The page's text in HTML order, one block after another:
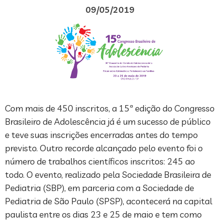
09/05/2019
Com mais de 450 inscritos, a 15ª edição do Congresso
Brasileiro de Adolescência já é um sucesso de público
e teve suas inscrições encerradas antes do tempo
previsto. Outro recorde alcançado pelo evento foi o
número de trabalhos científicos inscritos: 245 ao
todo. O evento, realizado pela Sociedade Brasileira de
Pediatria (SBP), em parceria com a Sociedade de
Pediatria de São Paulo (SPSP), acontecerá na capital
paulista entre os dias 23 e 25 de maio e tem como